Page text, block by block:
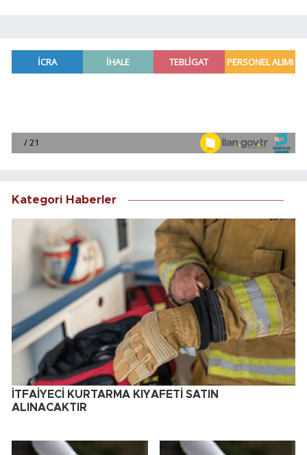
Kategori Haberler
İTFAİYECİ KURTARMA KIYAFETİ SATIN
ALINACAKTIR